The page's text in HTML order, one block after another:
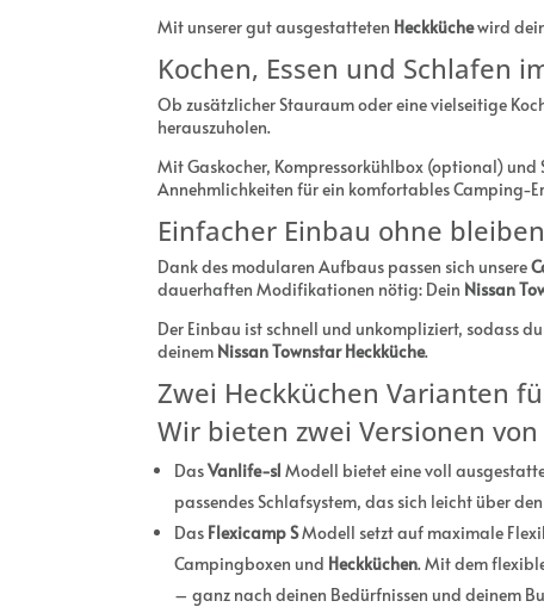
Mit unserer gut ausgestatteten Heckküchewird
Kochen, Essen und Schlafen
Ob zusätzlicher Stauraum oder eine vielseitige
herauszuholen.
Mit Gaskocher, Kompressorkühlbox (optional)
Annehmlichkeiten für ein komfortables Camping-
Einfacher Einbau ohne
Dank des modularen Aufbaus passen sich unsere
dauerhaften Modifikationen nötig: Dein Nissan
Der Einbau ist schnell und unkompliziert, sodass
deinem Nissan Townstar Heckküche.
Zwei Heckküchen Varianten
Wir bieten zwei Versionen von
DasVanlife-s1 Modell bietet eine voll
passendes Schlafsystem, das sich leicht über
Das Flexicamp SModell setzt auf maximale
Campingboxen und Heckküchen. Mit dem
– ganz nach deinen Bedürfnissen und deinem